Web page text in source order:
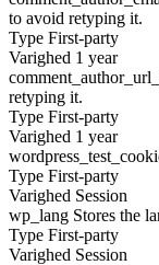
to avoid retyping it.
Type First-party
Varighed 1 year
retyping it.
Type First-party
Varighed 1 year
Type First-party
Varighed Session
wp_lang Stores the
Type First-party
Varighed Session